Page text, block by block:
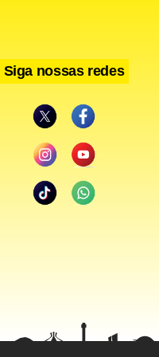
outras cinco potências
como um exemplo
em outros países.
de negociar a paz
e entendimento
ele, auxiliou o processo
Siga nossas redes